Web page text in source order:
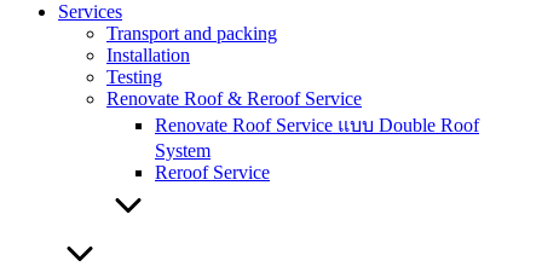
Services
Transport and packing
Installation
Testing
Renovate Roof & Reroof Service
Renovate Roof Service แบบ Double Roof
System
Reroof Service